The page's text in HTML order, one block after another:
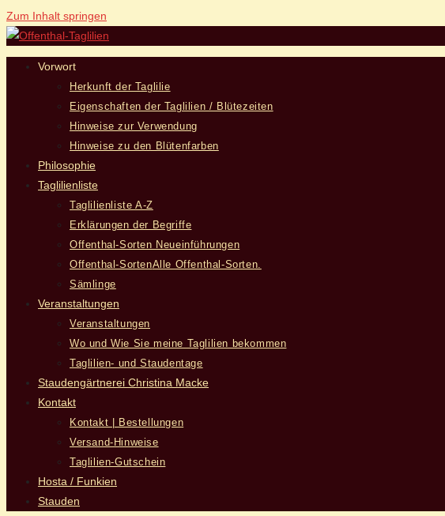
Zum Inhalt springen
Vorwort
Herkunft der Taglilie
Eigenschaften der Taglilien / Blütezeiten
Hinweise zur Verwendung
Hinweise zu den Blütenfarben
Philosophie
Taglilienliste
Taglilienliste A-Z
Erklärungen der Begriffe
Offenthal-Sorten Neueinführungen
Offenthal-SortenAlle Offenthal-Sorten.
Sämlinge
Veranstaltungen
Veranstaltungen
Wo und Wie Sie meine Taglilien bekommen
Taglilien- und Staudentage
Staudengärtnerei Christina Macke
Kontakt
Kontakt | Bestellungen
Versand-Hinweise
Taglilien-Gutschein
Hosta / Funkien
Stauden